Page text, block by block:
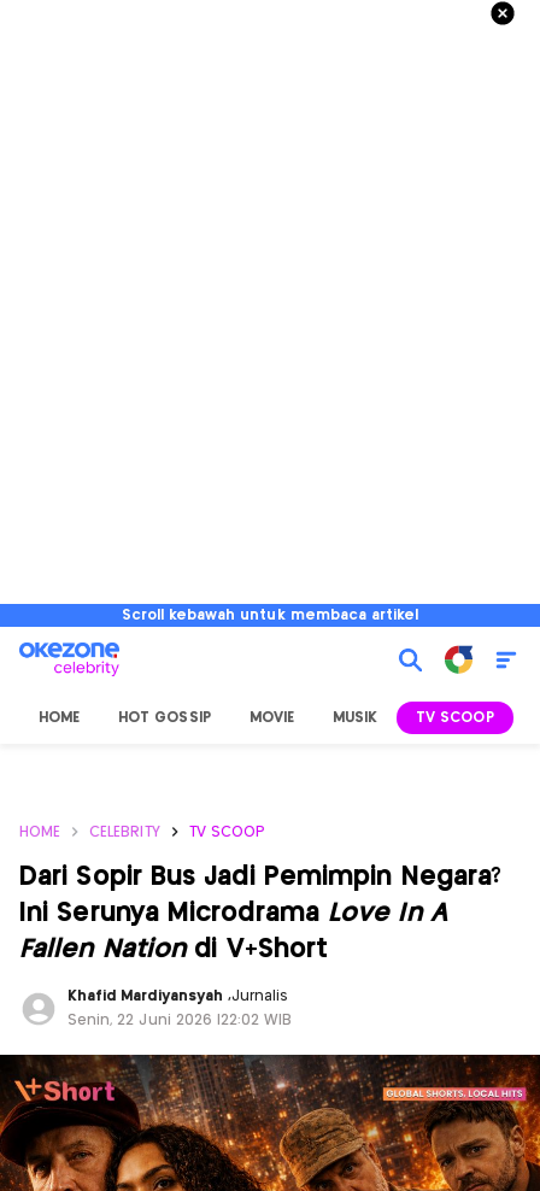
Scroll kebawah untuk membaca artikel
HOME HOT GOSSIP MOVIE MUSIK TV SCOOP
HOME CELEBRITY TV SCOOP
Dari Sopir Bus Jadi Pemimpin Negara?
Ini Serunya Microdrama Love In A
Fallen Nationdi V+Short
Khafid Mardiyansyah ,Jurnalis
Senin, 22 Juni 2026 |22:02 WIB